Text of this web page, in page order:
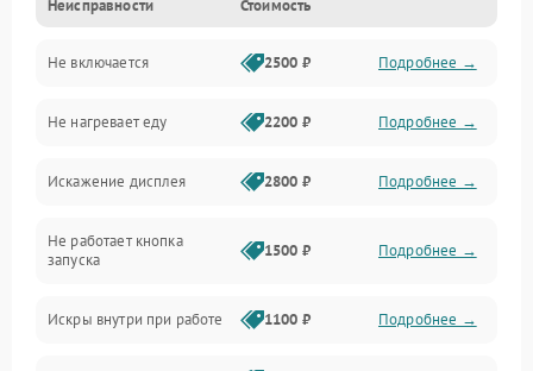
Дверца и корпус
Механика и внутренние элементы
Механические повреждения
Питание и запуск
Нагрев и приготовление
Программное обеспечение
Неисправности Стоимость
Не включается 2500 ₽ Подробнее →
Не нагревает еду 2200 ₽ Подробнее →
Искажение дисплея 2800 ₽ Подробнее →
Не работает кнопка
запуска
1500 ₽ Подробнее →
Искры внутри при работе 1100 ₽ Подробнее →